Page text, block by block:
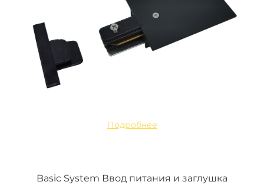
Подробнее
Basic System Ввод питания и заглушка